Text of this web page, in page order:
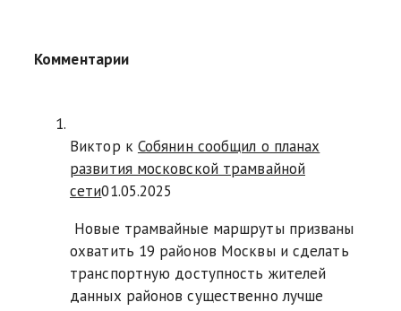
Комментарии
Виктор к Собянин сообщил о планах
развития московской трамвайной
сети01.05.2025
Новые трамвайные маршруты призваны
охватить 19 районов Москвы и сделать
транспортную доступность жителей
данных районов существенно лучше